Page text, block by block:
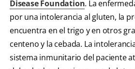
Disease Foundation. La
por una intolerancia al gluten, la
encuentra en el trigo y en otros
centeno y la cebada. La
sistema inmunitario del paciente